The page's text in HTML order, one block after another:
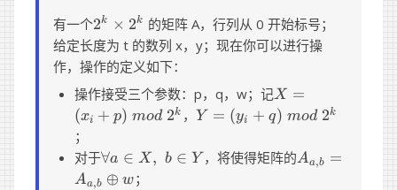
有一个2^k
×
2^k
2k × 2k 的矩阵 A，行列从 0 开始标号；
给定长度为 t 的数列 x，y；现在你可以进行操
作，操作的定义如下：
操作接受三个参数：p，q，w；记X =
(x_i+p)\
mod\
2^k
X =
(xi + p) mod 2k ，Y =
mod\
2^k
Y = (yi + q) mod 2k
；
对于\forall
a \in
∀a ∈ X , b ∈ Y ，将使得矩阵的 A_{a,b}
Aa,b =
Aa,b ⊕ w；